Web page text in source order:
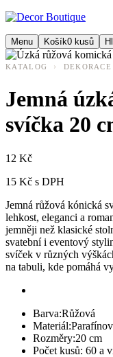
Menu Košík0 kusů
KATALOG › DEKORACE
Jemná
svíčka 20
12 Kč
15 Kč s DPH
Jemná růžová kónická
lehkost, eleganci a
jemněji než klasické
svatební i eventový
svíček v různých
na tabuli, kde pomáhá
Barva:Růžová
Materiál:
Rozměry:20 cm
Počet kusů: 60 a